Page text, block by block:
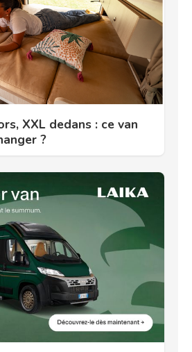
XXL dedans : ce van
?